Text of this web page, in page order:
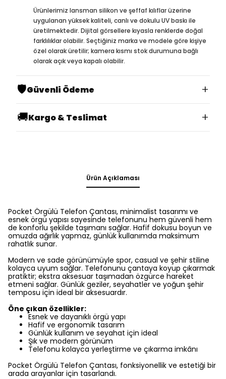
Ürünlerimiz lansman silikon ve şeffaf kılıflar üzerine
uygulanan yüksek kaliteli, canlı ve dokulu UV baskı ile
üretilmektedir. Dijital görsellere kıyasla renklerde doğal
farklılıklar olabilir. Seçtiğiniz marka ve modele göre kişiye
özel olarak üretilir; kamera kısmı stok durumuna bağlı
olarak açık veya kapalı olabilir.
🛡️Güvenli Ödeme
+
🚚Kargo & Teslimat +
Ürün Açıklaması
Pocket Örgülü Telefon Çantası, minimalist tasarımı ve
esnek örgü yapısı sayesinde telefonunu hem güvenli hem
de konforlu şekilde taşımanı sağlar. Hafif dokusu boyun ve
omuzda ağırlık yapmaz, günlük kullanımda maksimum
rahatlık sunar.
Modern ve sade görünümüyle spor, casual ve şehir stiline
kolayca uyum sağlar. Telefonunu çantaya koyup çıkarmak
pratiktir; ekstra aksesuar taşımadan özgürce hareket
etmeni sağlar. Günlük geziler, seyahatler ve yoğun şehir
temposu için ideal bir aksesuardır.
Öne çıkan özellikler:
Esnek ve dayanıklı örgü yapı
Hafif ve ergonomik tasarım
Günlük kullanım ve seyahat için ideal
Şık ve modern görünüm
Telefonu kolayca yerleştirme ve çıkarma imkânı
Pocket Örgülü Telefon Çantası, fonksiyonellik ve estetiği bir
arada arayanlar için tasarlandı.